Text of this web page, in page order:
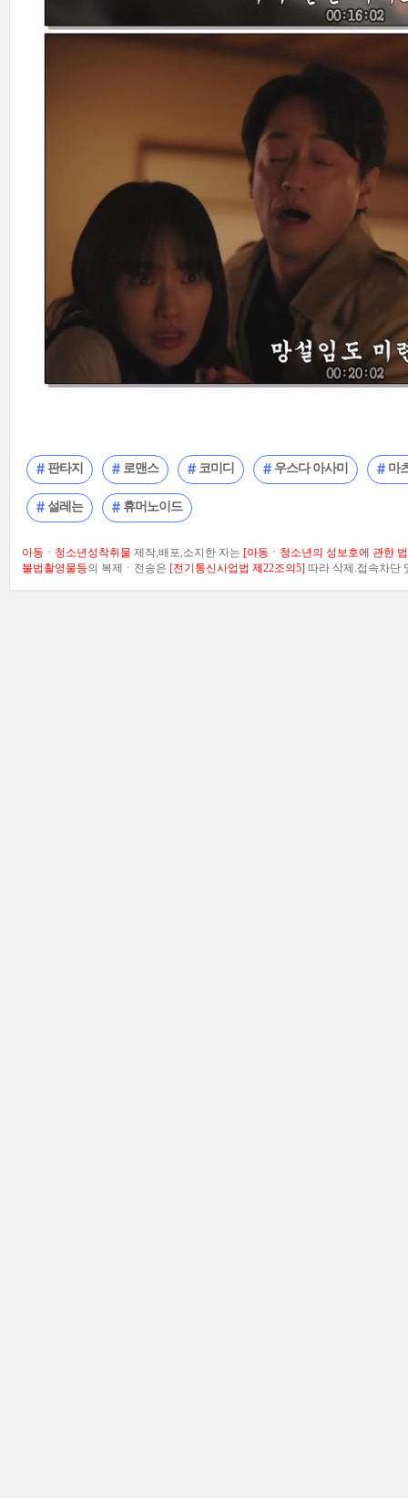
판타지 로맨스 코미디 우스다 아사미 마
설레는 휴머노이드
아동ㆍ청소년성착취물 제작,배포,소지한 자는 [아동ㆍ청소년의 성보호에 관한
불법촬영물등의 복제ㆍ전송은 [전기통신사업법 제22조의5] 따라 삭제.접속차단